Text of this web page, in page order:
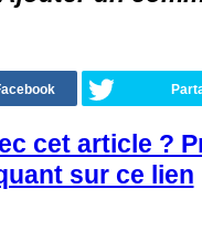
cet article ?
sur ce lien